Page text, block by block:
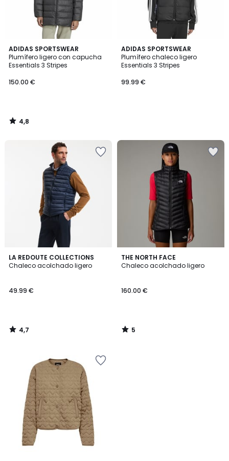
ADIDAS SPORTSWEAR
Plumífero ligero con capucha
Essentials 3 Stripes
150.00 €
4,8
/ 5
4,8
/
ADIDAS SPORTSWEAR
Plumífero chaleco ligero
Essentials 3 Stripes
99.99 €
LA REDOUTE COLLECTIONS
Chaleco acolchado ligero
49.99 €
4,7
/ 5
4,7
/
THE NORTH FACE
Chaleco acolchado ligero
160.00 €
5
/
5
/